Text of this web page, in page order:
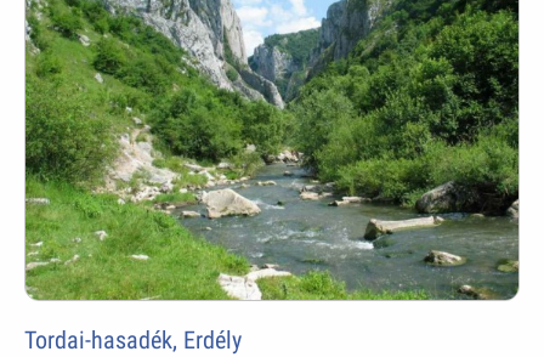
Tordai-hasadék, Erdély